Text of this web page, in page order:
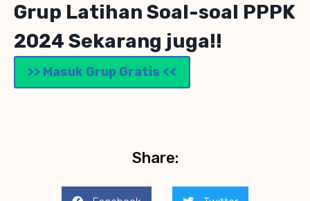
Grup Latihan Soal-soal PPPK
2024 Sekarang juga!!
>> Masuk Grup Gratis <<
Share: